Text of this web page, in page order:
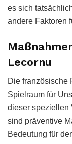
es sich
andere Faktoren
Lecornu
Die französische
Spielraum für
dieser speziellen
sind präventive
Bedeutung für